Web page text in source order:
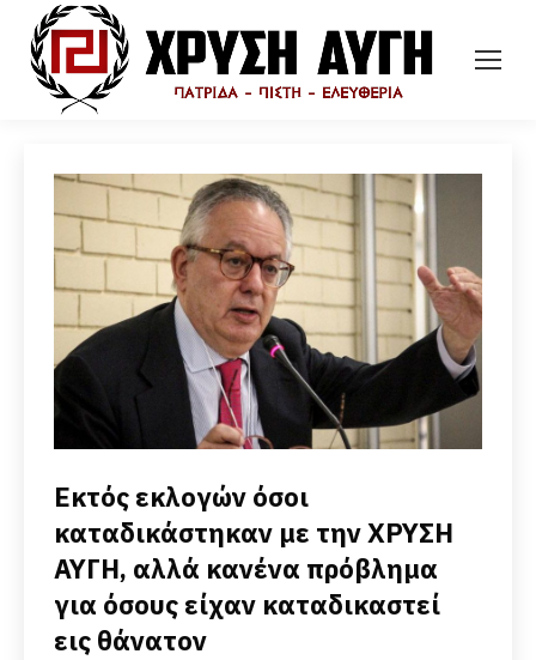
Εκτός εκλογών όσοι
καταδικάστηκαν με την ΧΡΥΣΗ
ΑΥΓΗ, αλλά κανένα πρόβλημα
για όσους είχαν καταδικαστεί
εις θάνατον